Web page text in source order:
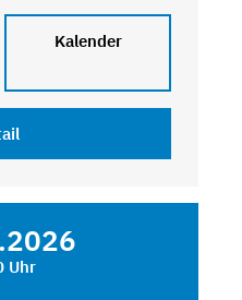
Kalender
Uhr